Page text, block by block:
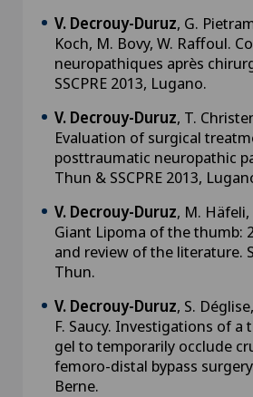
V. Decrouy-Duruz, G.
Koch, M. Bovy, W. Raffoul.
neuropathiques après
SSCPRE 2013, Lugano.
V. Decrouy-Duruz, T.
Evaluation of surgical
posttraumatic neuropathic
Thun & SSCPRE 2013,
V. Decrouy-Duruz, M.
Giant Lipoma of the thumb:
and review of the literature.
Thun.
V. Decrouy-Duruz, S.
F. Saucy. Investigations of a
gel to temporarily occlude
femoro-distal bypass
Berne.